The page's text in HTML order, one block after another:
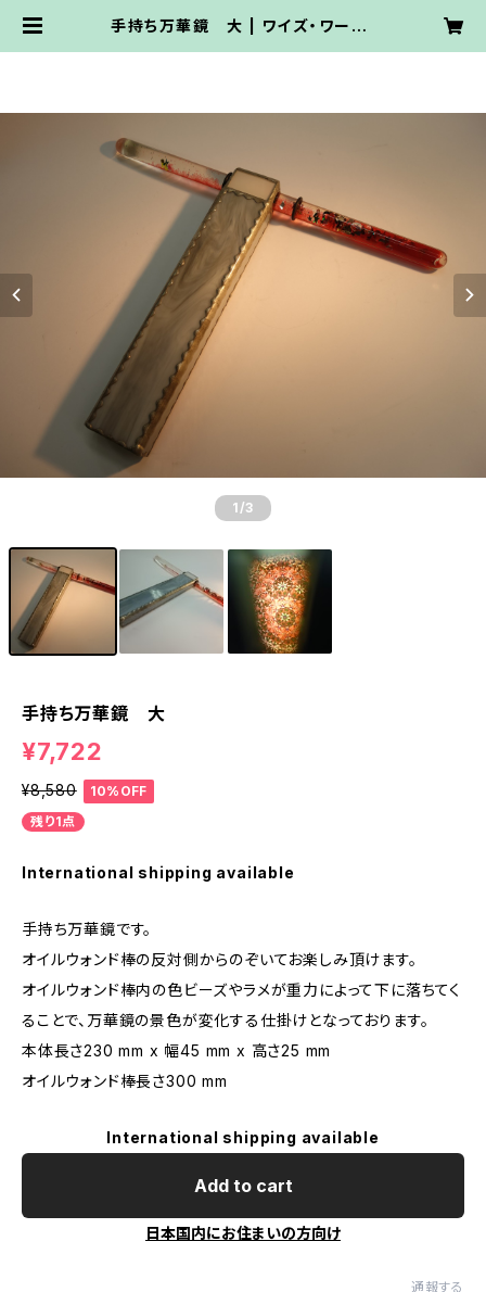
手持ち万華鏡 大 | ワイズ・ワーク・
1 /3
手持ち万華鏡 大
¥7,722
¥8,580
10%OFF
残り1点
International shipping available
手持ち万華鏡です。
オイルウォンド棒の反対側からのぞいてお楽しみ頂けます。
オイルウォンド棒内の色ビーズやラメが重力によって下に落ちてく
ることで、万華鏡の景色が変化する仕掛けとなっております。
本体長さ230 mm x 幅45 mm x 高さ25 mm
オイルウォンド棒長さ300 mm
International shipping available
Add to cart
日本国内にお住まいの方向け
通報する